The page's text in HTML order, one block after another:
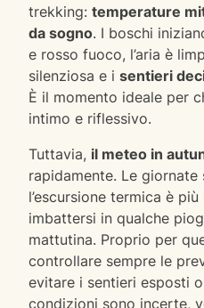
trekking: temperature
da sogno. I boschi
e rosso fuoco, l’aria è
silenziosa e i sentieri
È il momento ideale per
intimo e riflessivo.
Tuttavia, il meteo in
rapidamente. Le giornate
l’escursione termica è
imbattersi in qualche
mattutina. Proprio per
controllare sempre le
evitare i sentieri esposti
condizioni sono incerte,